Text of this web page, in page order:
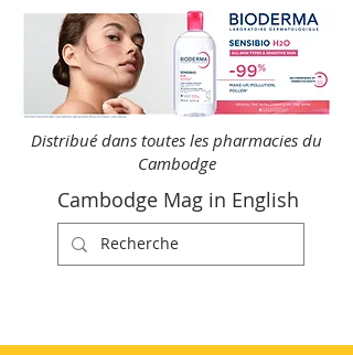
Distribué dans toutes les pharmacies du
Cambodge
Cambodge Mag in English